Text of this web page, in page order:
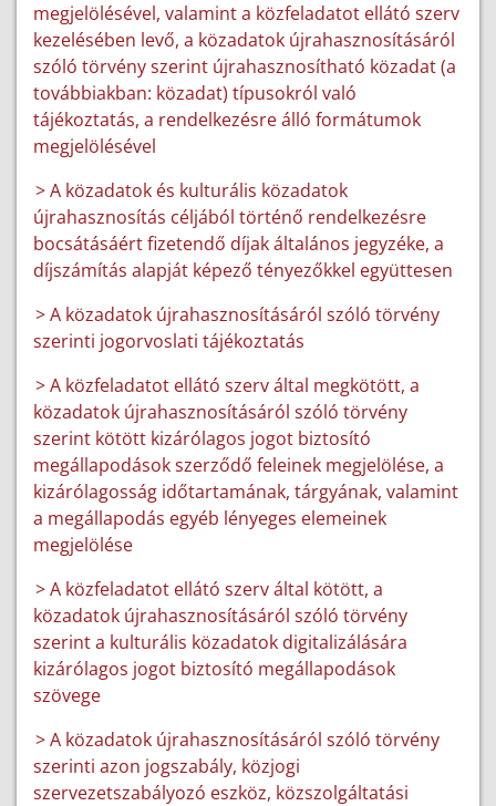
megjelölésével, valamint a közfeladatot ellátó szerv
kezelésében levő, a közadatok újrahasznosításáról
szóló törvény szerint újrahasznosítható közadat (a
továbbiakban: közadat) típusokról való
tájékoztatás, a rendelkezésre álló formátumok
megjelölésével
> A közadatok és kulturális közadatok
újrahasznosítás céljából történő rendelkezésre
bocsátásáért fizetendő díjak általános jegyzéke, a
díjszámítás alapját képező tényezőkkel együttesen
> A közadatok újrahasznosításáról szóló törvény
szerinti jogorvoslati tájékoztatás
> A közfeladatot ellátó szerv által megkötött, a
közadatok újrahasznosításáról szóló törvény
szerint kötött kizárólagos jogot biztosító
megállapodások szerződő feleinek megjelölése, a
kizárólagosság időtartamának, tárgyának, valamint
a megállapodás egyéb lényeges elemeinek
megjelölése
> A közfeladatot ellátó szerv által kötött, a
közadatok újrahasznosításáról szóló törvény
szerint a kulturális közadatok digitalizálására
kizárólagos jogot biztosító megállapodások
szövege
> A közadatok újrahasznosításáról szóló törvény
szerinti azon jogszabály, közjogi
szervezetszabályozó eszköz, közszolgáltatási